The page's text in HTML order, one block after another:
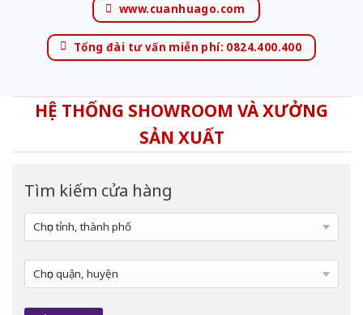
www.cuanhuago.com
Tổng đài tư vấn miễn phí: 0824.400.400
HỆ THỐNG SHOWROOM VÀ XƯỞNG
SẢN XUẤT
Tìm kiếm cửa hàng